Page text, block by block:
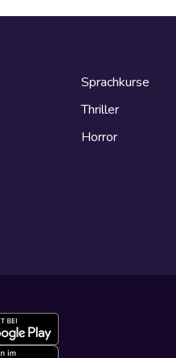
Sprachkurse
Thriller
Horror